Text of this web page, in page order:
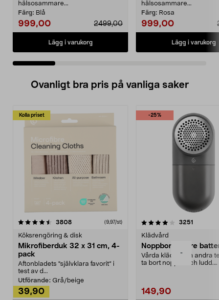
-
hälsosammare...
Färg: Blå
999,00 2499,00
Lägg i varukorg
hälsosammare...
Färg: Rosa
999,00
Lägg i varukorg
Ovanligt bra pris på vanliga saker
Kolla priset
3808recensioner (9,97/st)
Köksrengöring & disk
Mikrofiberduk 32 x 31 cm, 4-
pack
Aftonbladets "självklara favorit” i
test av d...
Utförande: Grå/beige
39,90
-25%
4.0av 5 stjärnor 3251
Klädvård
Noppborttagare
Vårda kläder och andra
ta bort noppor och ludd.
149,90
4.5av 5 stjärnor